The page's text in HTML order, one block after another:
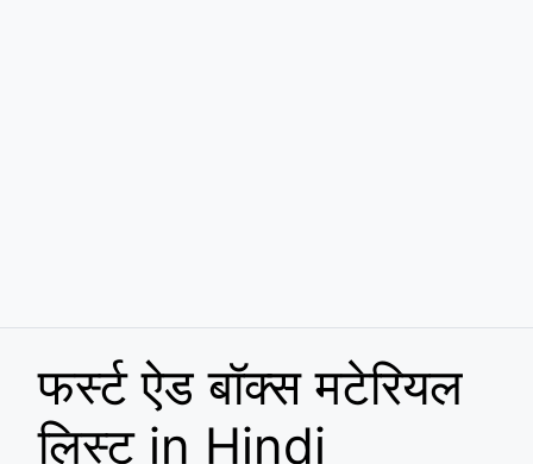
फर्स्ट ऐड बॉक्स मटेरियल
लिस्ट in Hindi